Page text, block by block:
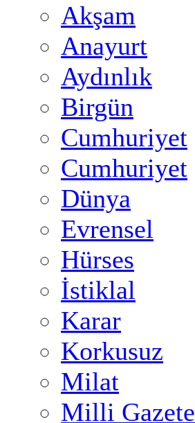
Akşam
Anayurt
Aydınlık
Birgün
Cumhuriyet
Cumhuriyet
Dünya
Evrensel
Hürses
İstiklal
Karar
Korkusuz
Milat
Milli Gazete